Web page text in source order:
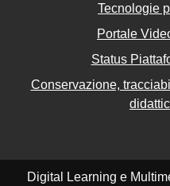
Tecnologie
Portale
Status
Conservazione,
Digital Learning e